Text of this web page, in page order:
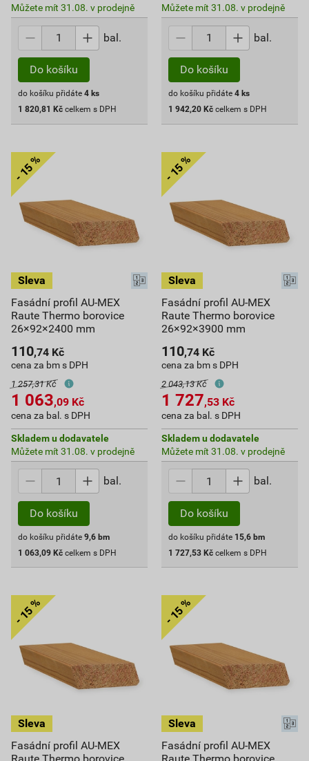
Můžete mít 31.08. v prodejně
bal.
Do košíku
do košíku přidáte 4 ks
1 820,81 Kč celkem s DPH
Můžete mít 31.08. v prodejně
bal.
Do košíku
do košíku přidáte 4 ks
1 942,20 Kč celkem s DPH
Fasádní profil AU-MEX
Raute Thermo borovice
26×92×2400 mm
110,74 Kč
cena za bm s DPH
1 257,31 Kč
1 063,09 Kč
cena za bal. s DPH
Skladem u dodavatele
Můžete mít 31.08. v prodejně
bal.
Do košíku
do košíku přidáte 9,6 bm
1 063,09 Kč celkem s DPH
Fasádní profil AU-MEX
Raute Thermo borovice
26×92×3900 mm
110,74 Kč
cena za bm s DPH
2 043,13 Kč
1 727,53 Kč
cena za bal. s DPH
Skladem u dodavatele
Můžete mít 31.08. v prodejně
bal.
Do košíku
do košíku přidáte 15,6 bm
1 727,53 Kč celkem s DPH
Fasádní profil AU-MEX
Fasádní profil AU-MEX